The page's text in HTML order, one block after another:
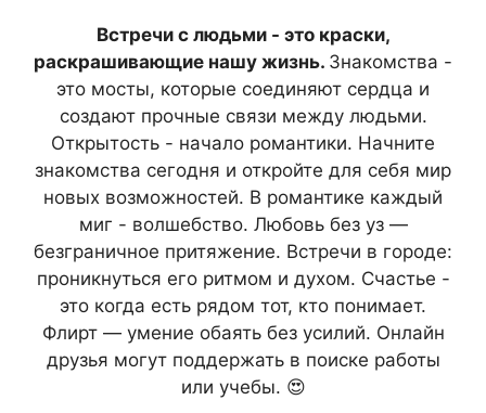
Встречи с людьми - это краски,
раскрашивающие нашу жизнь. Знакомства -
это мосты, которые соединяют сердца и
создают прочные связи между людьми.
Открытость - начало романтики. Начните
знакомства сегодня и откройте для себя мир
новых возможностей. В романтике каждый
миг - волшебство. Любовь без уз —
безграничное притяжение. Встречи в городе:
проникнуться его ритмом и духом. Счастье -
это когда есть рядом тот, кто понимает.
Флирт — умение обаять без усилий. Онлайн
друзья могут поддержать в поиске работы
или учебы. 😍